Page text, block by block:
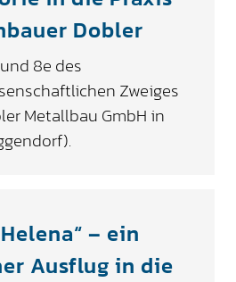
Dobler
8e des
Zweiges
Metallbau GmbH in
– ein
Ausflug in die